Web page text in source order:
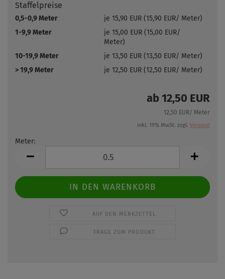
Staffelpreise
0,5-0,9 Meter
je 15,90 EUR (15,90 EUR/ Meter)
1-9,9 Meter
je 15,00 EUR (15,00 EUR/
Meter)
10-19,9 Meter
je 13,50 EUR (13,50 EUR/ Meter)
> 19,9 Meter
je 12,50 EUR (12,50 EUR/ Meter)
ab 12,50 EUR
12,50 EUR/ Meter
inkl. 19% MwSt. zzgl. Versand
Meter:
AUF DEN MERKZETTEL
FRAGE ZUM PRODUKT